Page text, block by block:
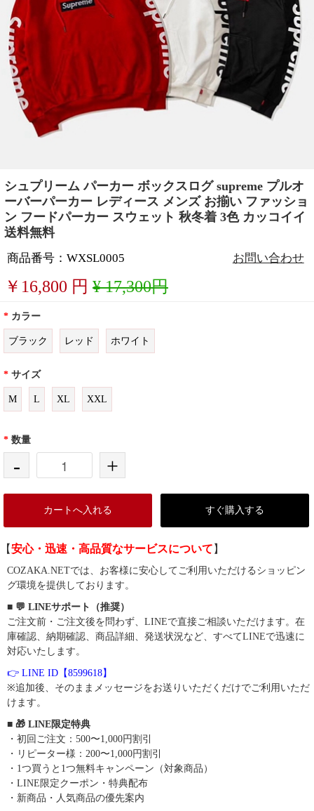
シュプリーム パーカー ボックスログ supreme プルオ
ーバーパーカー レディース メンズ お揃い ファッショ
ン フードパーカー スウェット 秋冬着 3色 カッコイイ
送料無料
商品番号：WXSL0005 お問い合わせ
￥ 16,800 円 ¥ 17,300円
* カラー
ブラック レッド ホワイト
* サイズ
M L XL XXL
* 数量
- +
カートへ入れる すぐ購入する
【安心・迅速・高品質なサービスについて 】
COZAKA.NETでは、お客様に安心してご利用いただけるショッピン
グ環境を提供しております。
■ 💬 LINEサポート（推奨）
ご注文前・ご注文後を問わず、LINEで直接ご相談いただけます。在
庫確認、納期確認、商品詳細、発送状況など、すべてLINEで迅速に
対応いたします。
👉 LINE ID【8599618】
※追加後、そのままメッセージをお送りいただくだけでご利用いただ
けます。
■ 🎁 LINE限定特典
・初回ご注文：500〜1,000円割引
・リピーター様：200〜1,000円割引
・1つ買うと1つ無料キャンペーン（対象商品）
・LINE限定クーポン・特典配布
・新商品・人気商品の優先案内